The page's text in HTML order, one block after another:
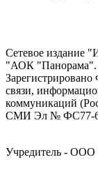
Сетевое издание
"АОК "Панорама".
связи,
коммуникаций
СМИ Эл № ФС77-
Учредитель -